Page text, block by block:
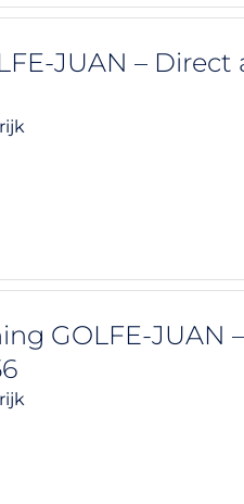
JUAN – Direct
GOLFE-JUAN